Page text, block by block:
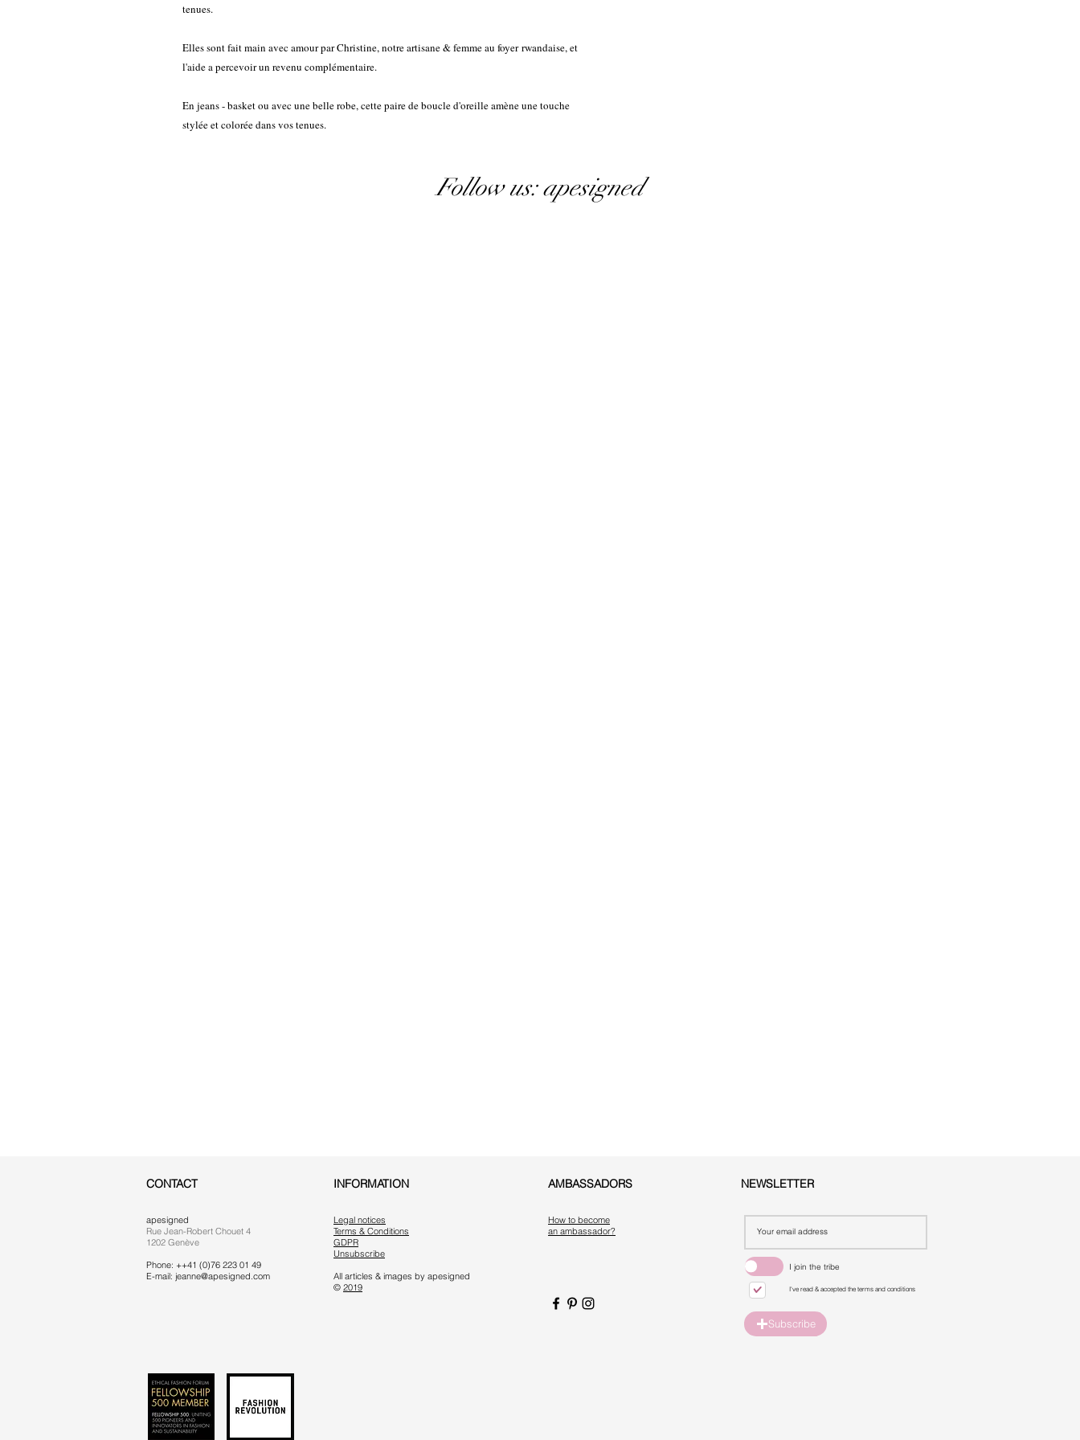
tenues.
Elles sont fait main avec amour par Christine, notre artisane & femme au foyer rwandaise, et
l'aide a percevoir un revenu complémentaire.
En jeans - basket ou avec une belle robe, cette paire de boucle d'oreille amène une touche
stylée et colorée dans vos tenues.
Follow us: apesigned
CONTACT
apesigned
Rue Jean-Robert Chouet 4
1202 Genève
Phone: ++41 (0)76 223 01 49
E-mail: jeanne@apesigned.com
INFORMATION
Legal notices
Terms & Conditions
GDPR
Unsubscribe
All articles & images by apesigned
© 2019
AMBASSADORS
How to become
an ambassador?
NEWSLETTER
I've read & accepted the terms and conditions
I join the tribe
Subscribe